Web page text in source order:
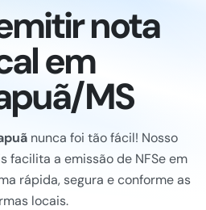
nota
em
MS
nunca foi tão fácil! Nosso
facilita a emissão de NFSe em
rápida, segura e conforme as
locais.